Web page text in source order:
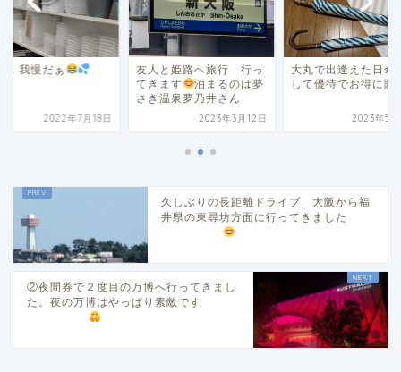
と姫路へ旅行 行っ
2023年3月12日
大丸で出逢えた日傘
そ
して優待でお得に購入
2023年5月22日
う～ん 我慢だぁ
2022年7
久しぶりの長距離ドライブ 大阪から福
井県の東尋坊方面に行ってきました
②夜間券で２度目の万博へ行ってきまし
た。夜の万博はやっぱり素敵です